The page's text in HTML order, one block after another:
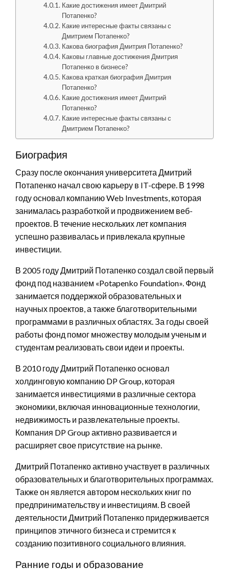
Какие достижения имеет Дмитрий
Потапенко?
Какие интересные факты связаны с
Дмитрием Потапенко?
Какова биография Дмитрия Потапенко?
Каковы главные достижения Дмитрия
Потапенко в бизнесе?
Какова краткая биография Дмитрия
Потапенко?
Какие достижения имеет Дмитрий
Потапенко?
Какие интересные факты связаны с
Дмитрием Потапенко?
Биография
Сразу после окончания университета Дмитрий
Потапенко начал свою карьеру в IT-сфере. В 1998
году основал компанию Web Investments, которая
занималась разработкой и продвижением веб-
проектов. В течение нескольких лет компания
успешно развивалась и привлекала крупные
инвестиции.
В 2005 году Дмитрий Потапенко создал свой первый
фонд под названием «Potapenko Foundation». Фонд
занимается поддержкой образовательных и
научных проектов, а также благотворительными
программами в различных областях. За годы своей
работы фонд помог множеству молодым ученым и
студентам реализовать свои идеи и проекты.
В 2010 году Дмитрий Потапенко основал
холдинговую компанию DP Group, которая
занимается инвестициями в различные сектора
экономики, включая инновационные технологии,
недвижимость и развлекательные проекты.
Компания DP Group активно развивается и
расширяет свое присутствие на рынке.
Дмитрий Потапенко активно участвует в различных
образовательных и благотворительных программах.
Также он является автором нескольких книг по
предпринимательству и инвестициям. В своей
деятельности Дмитрий Потапенко придерживается
принципов этичного бизнеса и стремится к
созданию позитивного социального влияния.
Ранние годы и образование